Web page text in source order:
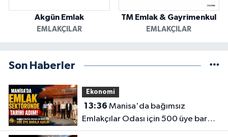
Akgün Emlak
EMLAKÇILAR
TM Emlak & Gayrimenkul
EMLAKÇILAR
Son Haberler
Ekonomi
13:36
Emlakçılar Odası için 500 üye barajı
aşıldı